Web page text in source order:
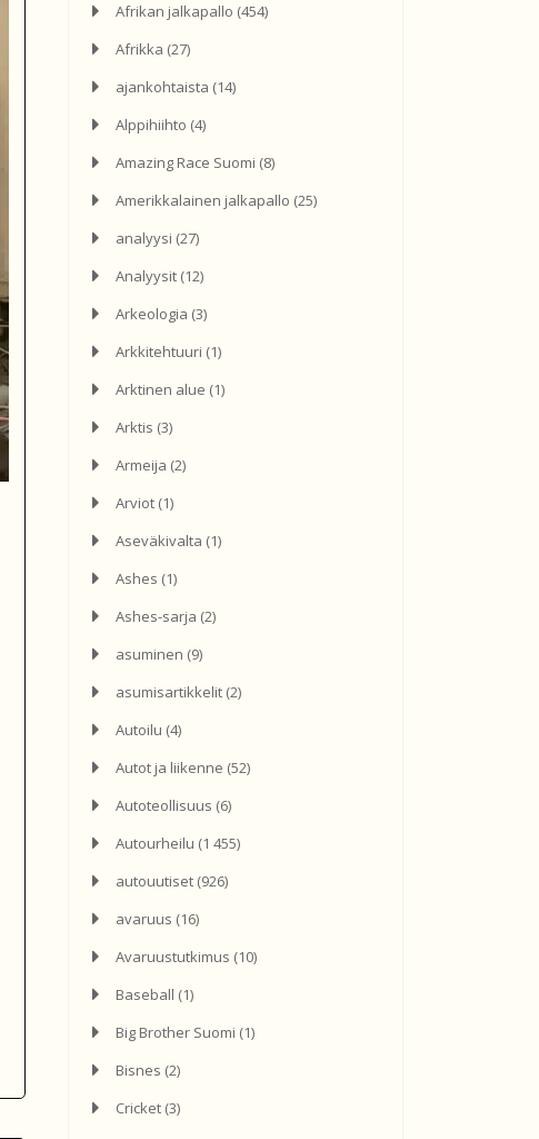
Afrikan jalkapallo (454)
Afrikka (27)
ajankohtaista (14)
Alppihiihto (4)
Amazing Race Suomi (8)
Amerikkalainen jalkapallo (25)
analyysi (27)
Analyysit (12)
Arkeologia (3)
Arkkitehtuuri (1)
Arktinen alue (1)
Arktis (3)
Armeija (2)
Arviot (1)
Aseväkivalta (1)
Ashes (1)
Ashes-sarja (2)
asuminen (9)
asumisartikkelit (2)
Autoilu (4)
Autot ja liikenne (52)
Autoteollisuus (6)
Autourheilu (1 455)
autouutiset (926)
avaruus (16)
Avaruustutkimus (10)
Baseball (1)
Big Brother Suomi (1)
Bisnes (2)
Cricket (3)